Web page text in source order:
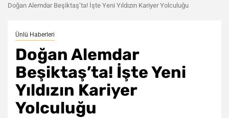
Doğan Alemdar Beşiktaş’ta! İşte Yeni Yıldızın Kariyer Yolculuğu
Ünlü Haberleri
Doğan Alemdar
Beşiktaş’ta! İşte Yeni
Yıldızın Kariyer
Yolculuğu